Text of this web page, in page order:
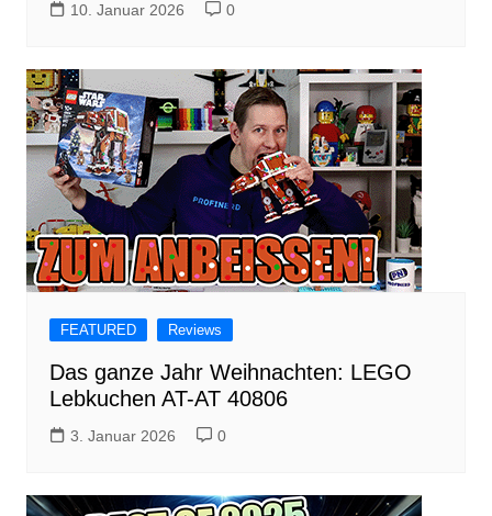
10. Januar 2026 0
FEATURED Reviews
Das ganze Jahr Weihnachten: LEGO
Lebkuchen AT-AT 40806
3. Januar 2026 0